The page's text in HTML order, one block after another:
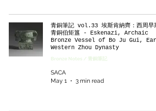
青銅筆記 vol.33 埃斯肯納齊：西周早期
青銅伯矩簋 - Eskenazi, Archaic
Bronze Vessel of Bo Ju Gui,
Western Zhou Dynasty
Bronze Notes / 青銅筆記
SACA
May 1
3 min read